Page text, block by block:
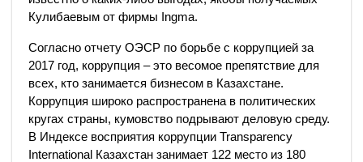
Кулибаевым от фирмы Ingma.
Согласно отчету ОЭСР по борьбе с коррупцией за
2017 год, коррупция – это весомое препятствие для
всех, кто занимается бизнесом в Казахстане.
Коррупция широко распространена в политических
кругах страны, кумовство подрывают деловую среду.
В Индексе восприятия коррупции Transparency
International Казахстан занимает 122 место из 180